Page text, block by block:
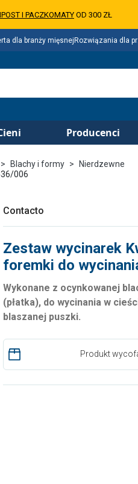
I PACZKOMATY OD 300 ZŁ
dla branży mięsnejRozwiązania dla
Producenci
Blachy i formy
Nierdzewne
006
Contacto
Zestaw wycinarek
foremki do
Wykonane z ocynkowanej
(płatka), do wycinania w
blaszanej puszki.
Produkt